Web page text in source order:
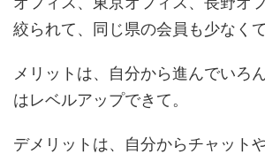
絞られて、同じ県の会員も少なく
メリット は、自分から進んでいろ
はレベルアップできて。
デメリット は、自分からチャット